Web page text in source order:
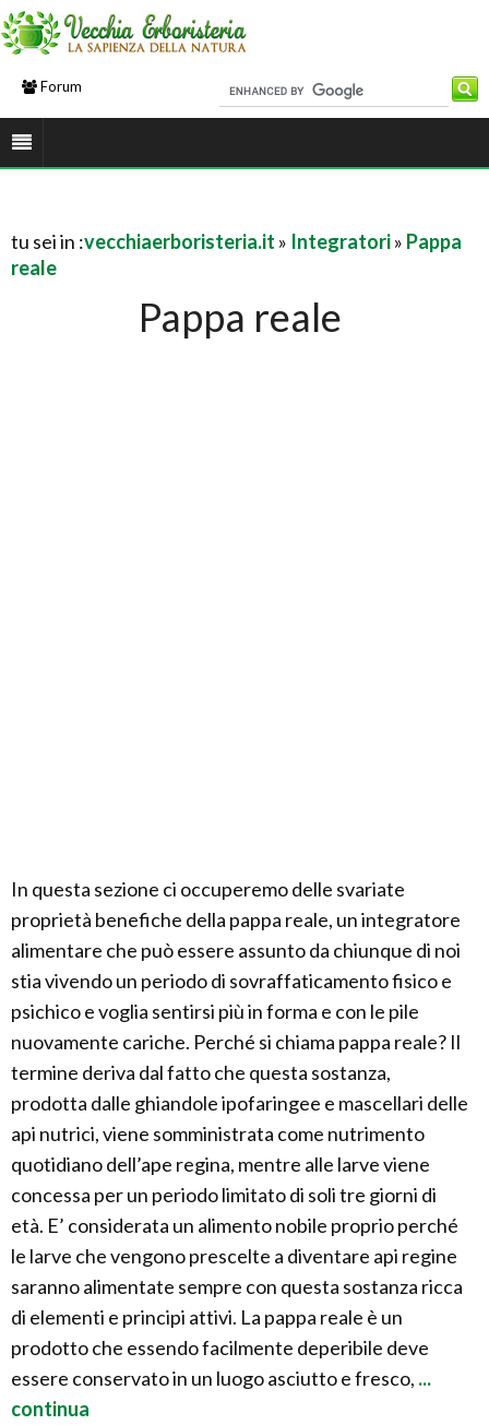
Forum
tu sei in :vecchiaerboristeria.it » Integratori» Pappa
reale
Pappa reale
In questa sezione ci occuperemo delle svariate
proprietà benefiche della pappa reale, un integratore
alimentare che può essere assunto da chiunque di noi
stia vivendo un periodo di sovraffaticamento fisico e
psichico e voglia sentirsi più in forma e con le pile
nuovamente cariche. Perché si chiama pappa reale? Il
termine deriva dal fatto che questa sostanza,
prodotta dalle ghiandole ipofaringee e mascellari delle
api nutrici, viene somministrata come nutrimento
quotidiano dell’ape regina, mentre alle larve viene
concessa per un periodo limitato di soli tre giorni di
età. E’ considerata un alimento nobile proprio perché
le larve che vengono prescelte a diventare api regine
saranno alimentate sempre con questa sostanza ricca
di elementi e principi attivi. La pappa reale è un
prodotto che essendo facilmente deperibile deve
essere conservato in un luogo asciutto e fresco, ...
continua